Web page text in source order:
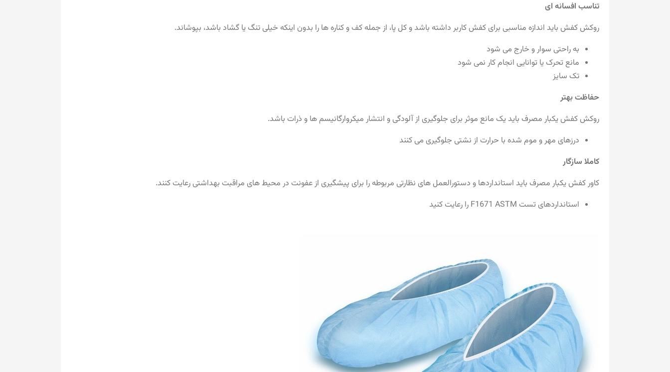
تناسب افسانه ای
روکش کفش باید اندازه مناسبی برای کفش کاربر داشته باشد و کل پا، از جمله کف و کناره ها را بدون اینکه خیلی تنگ یا گشاد باشد، بپوشاند.
به راحتی سوار و خارج می شود
مانع تحرک یا توانایی انجام کار نمی شود
تک سایز
حفاظت بهتر
روکش کفش یکبار مصرف باید یک مانع موثر برای جلوگیری از آلودگی و انتشار میکروارگانیسم ها و ذرات باشد.
درزهای مهر و موم شده با حرارت از نشتی جلوگیری می کنند
کاملا سازگار
کاور کفش یکبار مصرف باید استانداردها و دستورالعمل های نظارتی مربوطه را برای پیشگیری از عفونت در محیط های مراقبت بهداشتی رعایت کنند.
استانداردهای تست F1671 ASTM را رعایت کنید